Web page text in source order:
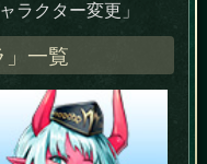
ラクター変更」
」一覧